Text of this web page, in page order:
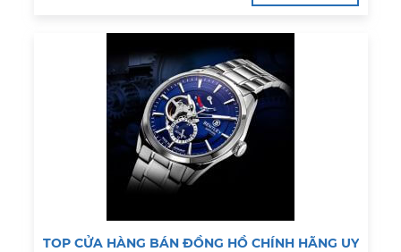
TOP CỬA HÀNG BÁN ĐỒNG HỒ CHÍNH HÃNG UY